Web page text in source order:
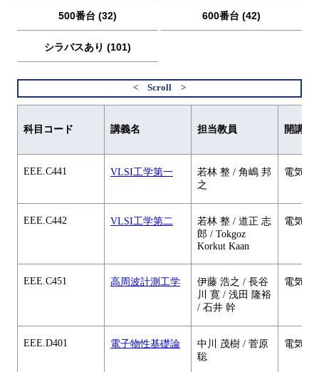
500番台 (32) 600番台 (42)
シラバスあり (101)
科目コード 講義名 担当教員 開講元
EEE.C441 VLSI工学第一
若林 整 / 角嶋 邦
之
電気電
EEE.C442 VLSI工学第二
若林 整 / 道正 志
郎 / Tokgoz
Korkut Kaan
電気電
EEE.C451 高周波計測工学
伊藤 浩之 / 長谷
川 寛 / 浅田 隆裕
/ 石井 幹
電気電
EEE.D401 電子物性基礎論
中川 茂樹 / 菅原
聡
電気電